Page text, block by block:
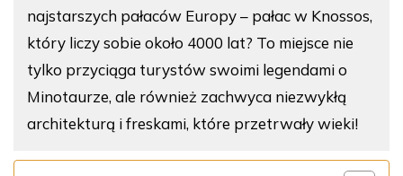
najstarszych pałaców Europy – pałac w Knossos,
który liczy sobie około 4000 lat? To miejsce nie
tylko przyciąga turystów swoimi legendami o
Minotaurze, ale również zachwyca niezwykłą
architekturą i freskami, które przetrwały wieki!